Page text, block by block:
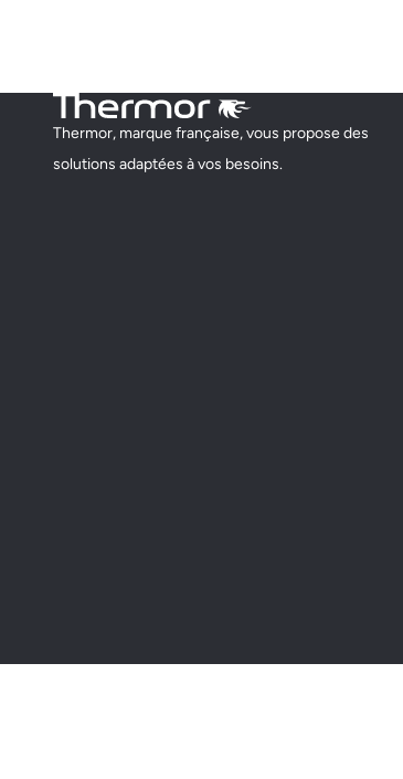
Thermor, marque française, vous propose des
solutions adaptées à vos besoins.